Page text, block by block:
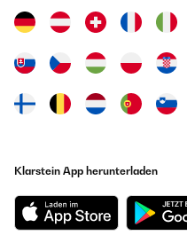
Klarstein App herunterladen